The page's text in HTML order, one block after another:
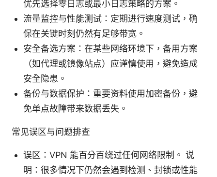
优先选择零日志或最小日志策略的方案。
流量监控与性能测试：定期进行速度测试，确
保在关键时刻仍然有足够带宽。
安全备选方案：在某些网络环境下，备用方案
（如代理或镜像站点）应谨慎使用，避免造成
安全隐患。
备份与数据保护：重要资料使用加密备份，避
免单点故障带来数据丢失。
常见误区与问题排查
误区：VPN 能百分百绕过任何网络限制。 说
明：很多情况下仍然会遇到检测、封锁或性能